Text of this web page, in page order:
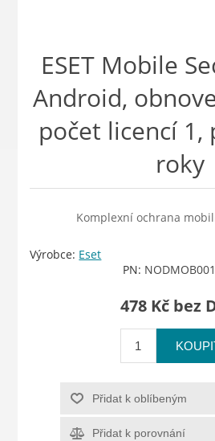
ESET Mobile
Android,
počet licencí 1,
roky
Komplexní ochrana
Výrobce: Eset
PN:
478 Kč bez
Přidat k oblíbeným
Přidat k porovnání